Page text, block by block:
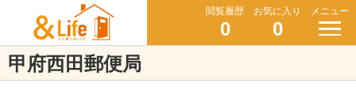
閲覧履歴
0
お気に入り
0
メニュー
甲府西田郵便局